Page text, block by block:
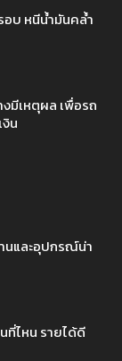
อบ หนีน้ำมันคล้ำ
มีเหตุผล เพื่อรถ
น
นและอุปกรณ์น่า
ที่ไหน รายได้ดี